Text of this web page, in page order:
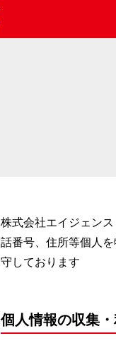
株式会社エイジェン
話番号、住所等個人
守しております
個人情報の収集